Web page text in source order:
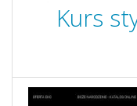
Kurs